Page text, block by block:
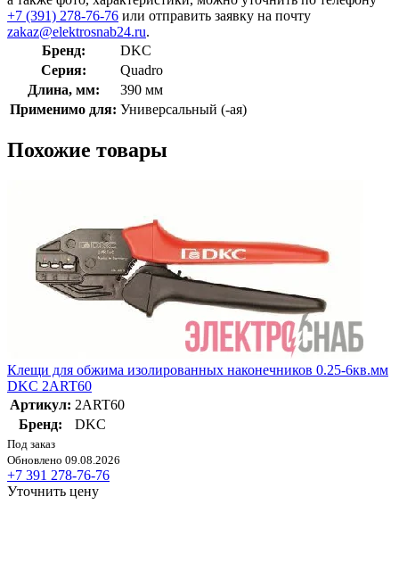
+7 (391) 278-76-76 или отправить заявку на почту
zakaz@elektrosnab24.ru.
Бренд:
DKC
Серия:
Quadro
Длина, мм:
390 мм
Применимо для: Универсальный (-ая)
Похожие товары
Клещи для обжима изолированных наконечников 0.25-6кв.мм
DKC 2ART60
Артикул: 2ART60
Бренд:
DKC
Под заказ
Обновлено 09.08.2026
+7 391 278-76-76
Уточнить цену